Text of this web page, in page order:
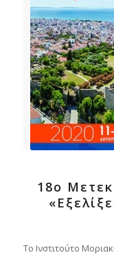
18o
Το Ινστιτούτο